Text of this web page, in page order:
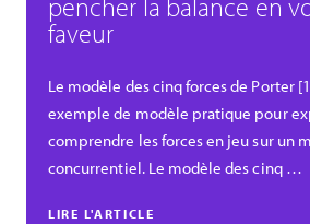
pencher la balance en
faveur
Le modèle des cinq forces de Porter
exemple de modèle pratique pour
comprendre les forces en jeu sur un
concurrentiel. Le modèle des cinq …
LIRE L'ARTICLE